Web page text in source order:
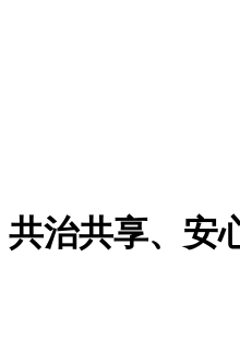
共治共享、安